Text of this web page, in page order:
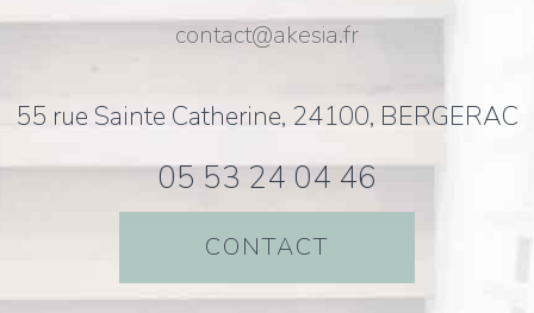
contact@akesia.fr
55 rue Sainte Catherine, 24100, BERGERAC
05 53 24 04 46
CONTACT